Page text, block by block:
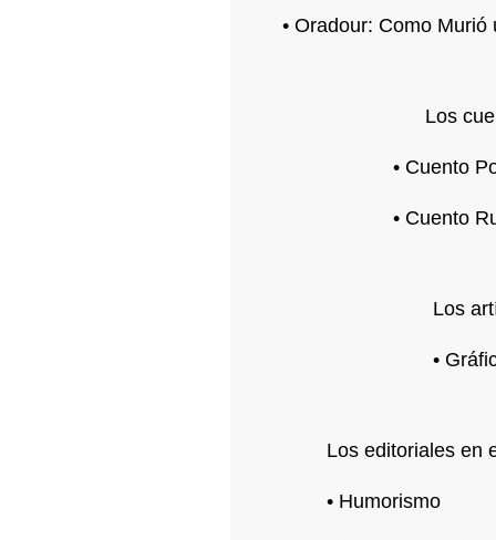
• Oradour: Como
Los
• Cuento
• Cuento
Los
•
Los editoriales en
• Humorismo